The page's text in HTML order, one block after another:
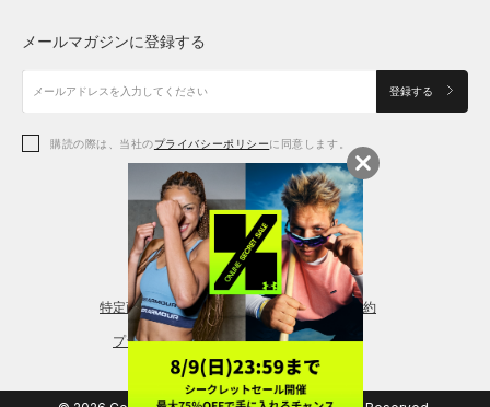
アクセサリー
アクセサリー
シューズ
アクセサリー
レギンス＆タイツ
シューズ
メールマガジンに登録する
登録する
購読の際は、当社のプライバシーポリシーに同意します。
特定商取引法に基づく通販の表記 会員規約
プライバシーポリシー